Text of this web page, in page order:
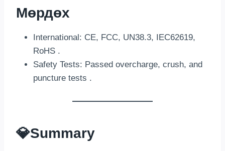
Мөрдөх
International: CE, FCC, UN38.3, IEC62619,
RoHS .
Safety Tests: Passed overcharge, crush, and
puncture tests .
💎Summary